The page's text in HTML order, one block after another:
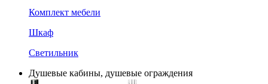
Комплект мебели
Шкаф
Светильник
Душевые кабины, душевые ограждения